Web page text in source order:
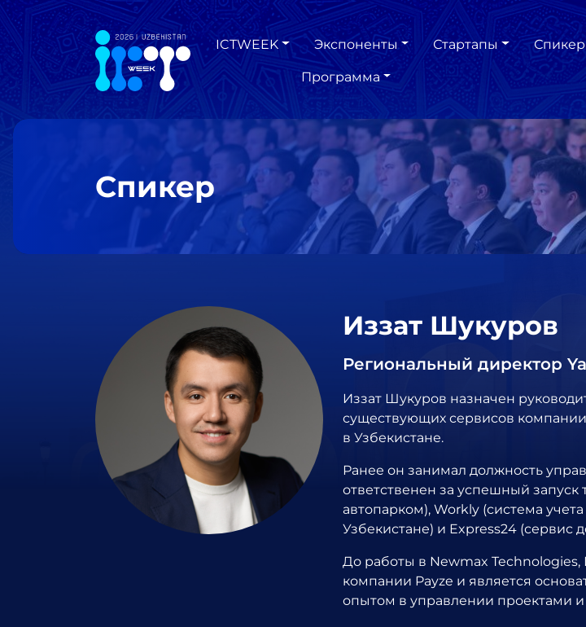
ICTWEEK Экспоненты Стартапы
Программа
Спикер
Иззат Шукуров
Региональный директор
Иззат Шукуров назначен
существующих сервисов
в Узбекистане.
Ранее он занимал должность
ответственен за успешный запуск
автопарком), Workly (система
Узбекистане) и Express24 (сервис
До работы в Newmax Technologies,
компании Payze и является
опытом в управлении проектами и